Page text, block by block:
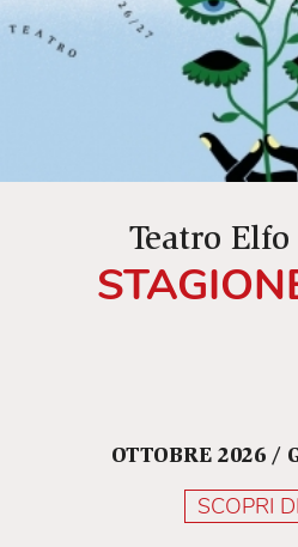
Teatro
OTTOBRE 2026 /
SCOPRI